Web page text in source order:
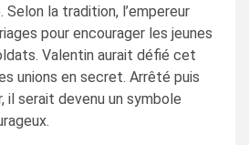
Selon la tradition, l’empereur
pour encourager les jeunes
Valentin aurait défié cet
unions en secret. Arrêté puis
serait devenu un symbole